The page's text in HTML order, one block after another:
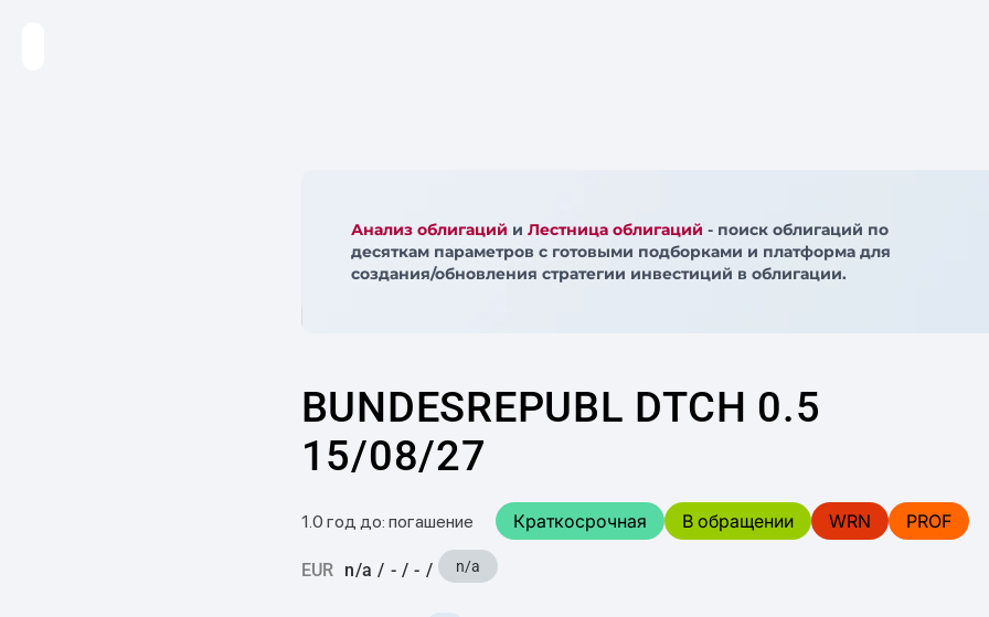
Анализ облигаций и Лестница облигаций - поиск облигаций по
десяткам параметров с готовыми подборками и платформа для
создания/обновления стратегии инвестиций в облигации.
BUNDESREPUBL DTCH 0.5
15/08/27
1.0 год до: погашение Краткосрочная В обращении WRN PROF
EUR n/a / - / - / n/a